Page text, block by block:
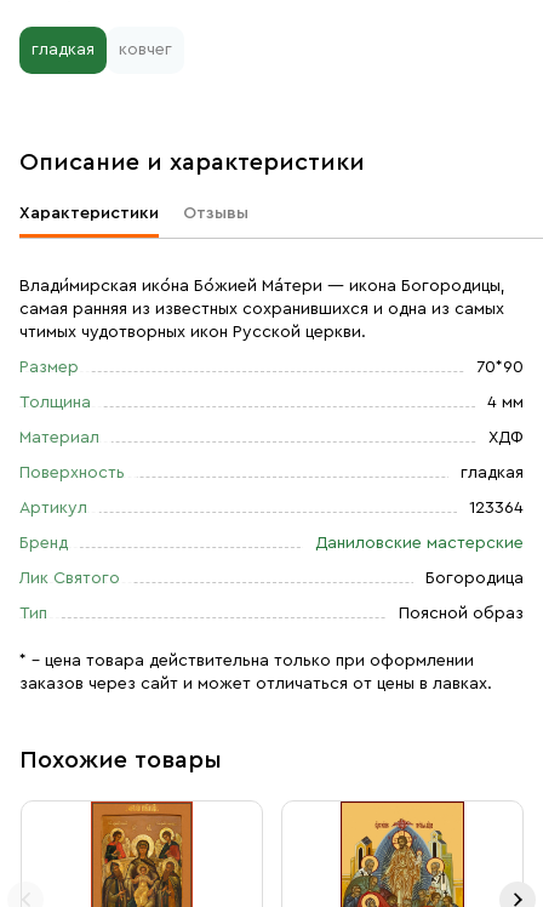
гладкая ковчег
Описание и характеристики
Характеристики Отзывы
Влади́мирская ико́на Бо́жией Ма́тери — икона Богородицы,
самая ранняя из известных сохранившихся и одна из самых
чтимых чудотворных икон Русской церкви.
Размер 70*90
Толщина 4 мм
Материал ХДФ
Поверхность гладкая
Артикул 123364
Бренд Даниловские мастерские
Лик Святого Богородица
Тип Поясной образ
* – цена товара действительна только при оформлении
заказов через сайт и может отличаться от цены в лавках.
Похожие товары